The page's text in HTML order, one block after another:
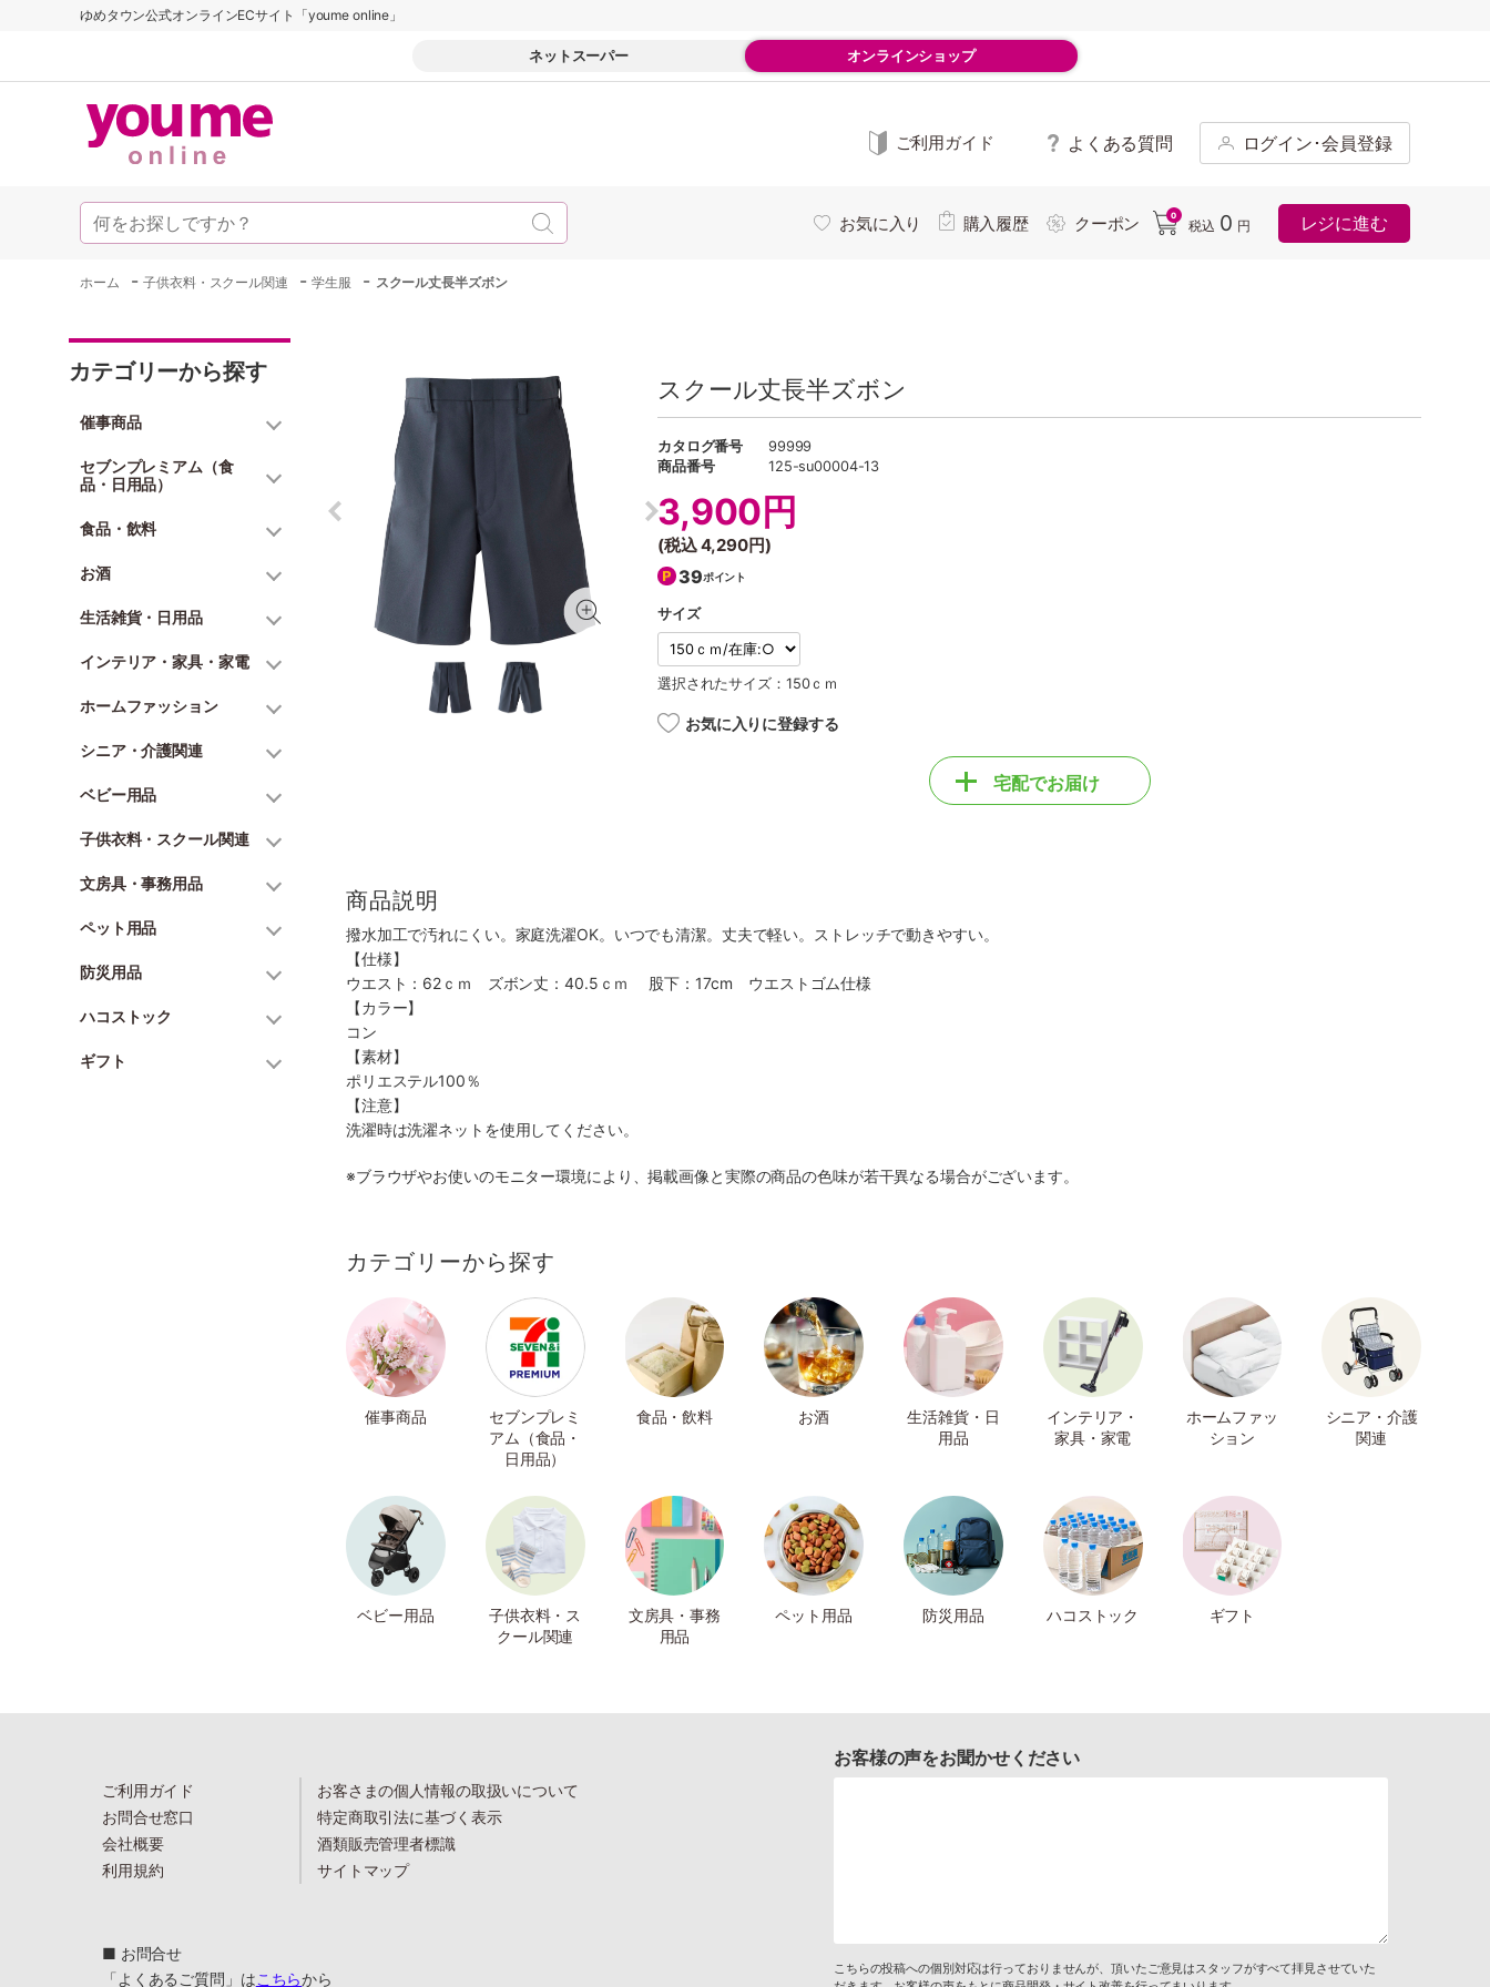
ゆめタウン公式オンラインECサイト「youme online」
ネットスーパー オンラインショップ
ご利用ガイド よくある質問 ログイン･会員登録
お気に入り 購入履歴 クーポン 0
税込 0 円 レジに進む
ホーム -子供衣料・スクール関連 -学生服 - スクール丈長半ズボン
カテゴリーから探す
催事商品
セブンプレミアム（食
品・日用品）
食品・飲料
お酒
生活雑貨・日用品
インテリア・家具・家電
ホームファッション
シニア・介護関連
ベビー用品
子供衣料・スクール関連
文房具・事務用品
ペット用品
防災用品
ハコストック
ギフト
スクール丈長半ズボン
カタログ番号
99999
商品番号
125-su00004-13
3,900円
(税込4,290円)
39ポイント
サイズ
選択されたサイズ：150ｃｍ
お気に入りに登録する
宅配でお届け
商品説明
撥水加工で汚れにくい。家庭洗濯OK。いつでも清潔。丈夫で軽い。ストレッチで動きやすい。
【仕様】
ウエスト：62ｃｍ ズボン丈：40.5ｃｍ 股下：17cm ウエストゴム仕様
【カラー】
コン
【素材】
ポリエステル100％
【注意】
洗濯時は洗濯ネットを使用してください。
※ブラウザやお使いのモニター環境により、掲載画像と実際の商品の色味が若干異なる場合がございます。
カテゴリーから探す
催事商品
セブンプレミ
アム（食品・
日用品）
食品・飲料 お酒
生活雑貨・日
用品
インテリア・
家具・家電
ホームファッ
ション
シニア・介護
関連
ベビー用品
子供衣料・ス
クール関連
文房具・事務
用品
ペット用品 防災用品 ハコストック ギフト
ご利用ガイド
お問合せ窓口
会社概要
利用規約
お客さまの個人情報の取扱いについて
特定商取引法に基づく表示
酒類販売管理者標識
サイトマップ
■ お問合せ
「よくあるご質問」はこちらから
お客様の声をお聞かせください
こちらの投稿への個別対応は行っておりませんが、頂いたご意見はスタッフがすべて拝見させていた